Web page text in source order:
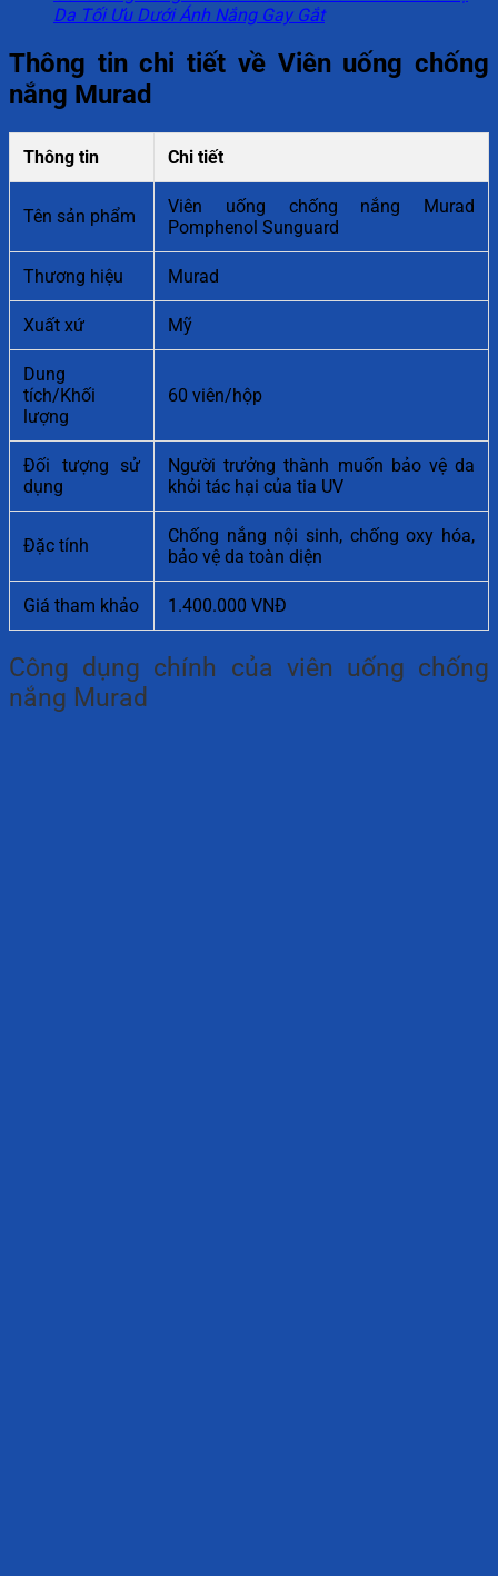
Da Tối Ưu Dưới Ánh Nắng Gay Gắt
Thông tin chi tiết về Viên uống chống
nắng Murad
Thông tin Chi tiết
Tên sản phẩm
Viên uống chống nắng Murad
Pomphenol Sunguard
Thương hiệu Murad
Xuất xứ Mỹ
Dung
tích/Khối
lượng
60 viên/hộp
Đối tượng sử
dụng
Người trưởng thành muốn bảo vệ da
khỏi tác hại của tia UV
Đặc tính
Chống nắng nội sinh, chống oxy hóa,
bảo vệ da toàn diện
Giá tham khảo 1.400.000 VNĐ
Công dụng chính của viên uống chống
nắng Murad